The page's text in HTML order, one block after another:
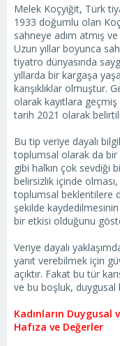
Melek Koçyiğit, Türk
1933 doğumlu olan
sahneye adım atmış
Uzun yıllar boyunca
tiyatro dünyasında
yıllarda bir kargaşa
karışıklıklar olmuştur.
olarak kayıtlara
tarih 2021 olarak
Bu tip veriye dayalı
toplumsal olarak da bir
gibi halkın çok sevdiği
belirsizlik içinde
toplumsal beklentilere
şekilde
bir etkisi olduğunu
Veriye dayalı
yanıt verebilmek için
açıktır. Fakat bu tür
ve bu boşluk,
Kadınların Duygusal
Hafıza ve Değerler